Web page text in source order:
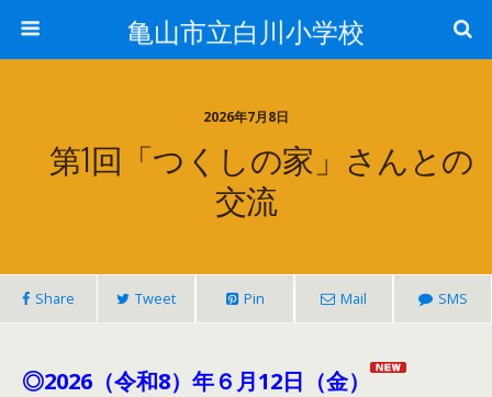
亀山市立白川小学校
2026年7月8日
第1回「つくしの家」さんとの
交流
Share Tweet Pin Mail SMS
◎2026（令和8）年６月12日（金）